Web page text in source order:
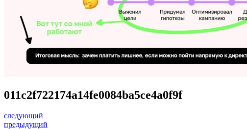
011c2f722174a14fe0084ba5ce4a0f9f
следующий
предыдущий